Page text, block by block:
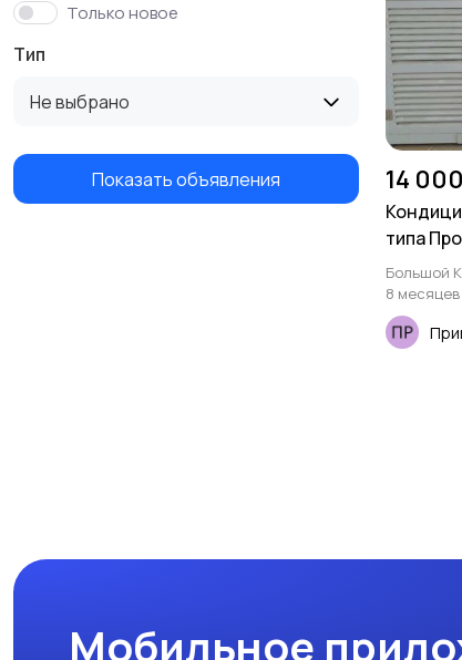
Только новое
Тип
Не выбрано
Показать объявления 14
типа
JBA
Большой
8
Мобильное